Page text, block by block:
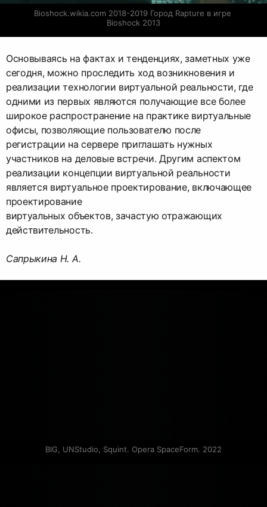
Bioshock.wikia.com 2018-2019 Город Rapture в игре
Bioshock 2013
Основываясь на фактах и тенденциях, заметных уже
сегодня, можно проследить ход возникновения и
реализации технологии виртуальной реальности, где
одними из первых являются получающие все более
широкое распространение на практике виртуальные
офисы, позволяющие пользователю после
регистрации на сервере приглашать нужных
участников на деловые встречи. Другим аспектом
реализации концепции виртуальной реальности
является виртуальное проектирование, включающее
проектирование
виртуальных объектов, зачастую отражающих
действительность.
Сапрыкина Н. А.
BIG, UNStudio, Squint. Opera SpaceForm. 2022